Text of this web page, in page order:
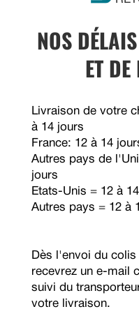
NOS
ET
Livraison de votre
à 14 jours
France: 12 à 14
Autres pays de
jours
Etats-Unis = 12 à
Autres pays = 12 à
Dès l'envoi du
recevrez un e-mail
suivi du
votre livraison.